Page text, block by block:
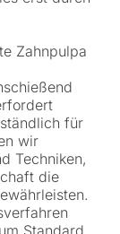
Zahnpulpa
für
wir
Techniken,
die